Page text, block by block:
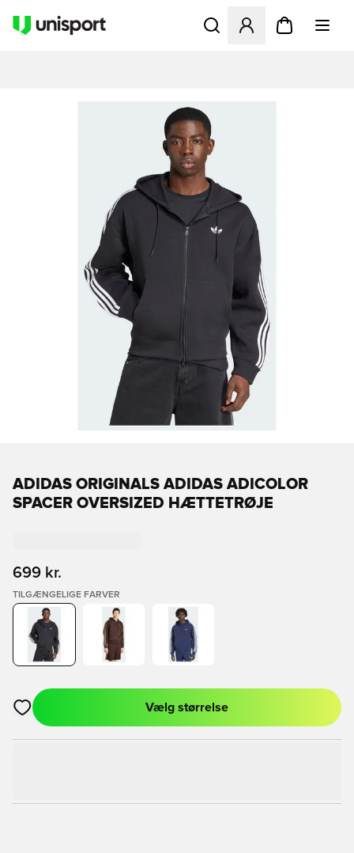
Åbner en Modal til at
ADIDAS ORIGINALS ADIDAS ADICOLOR
SPACER OVERSIZED HÆTTETRØJE
699 kr.
TILGÆNGELIGE FARVER
Åbner en Modal til at logge ind eller tilmelde dig som medlem
Vælg størrelse